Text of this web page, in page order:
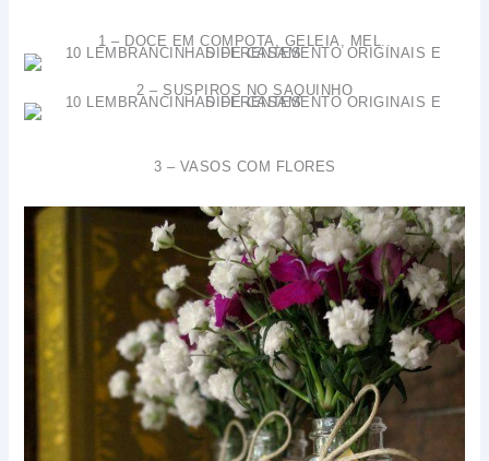
1 – DOCE EM COMPOTA, GELEIA, MEL..
2 – SUSPIROS NO SAQUINHO
3 – VASOS COM FLORES